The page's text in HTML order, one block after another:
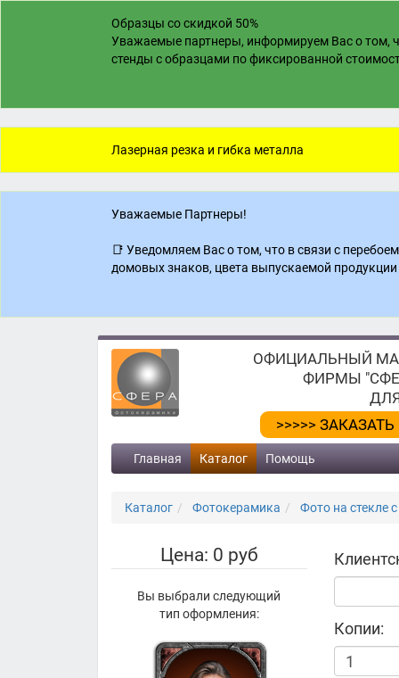
Образцы со скидкой 50%
Уважаемые партнеры, информируем Вас о том,
стенды с образцами по фиксированной
Лазерная резка и гибка металла
Уважаемые Партнеры!
📑 Уведомляем Вас о том, что в связи с
домовых знаков, цвета выпускаемой
ОФИЦИАЛЬНЫЙ
ФИРМЫ
>>>>>
Главная Каталог Помощь
Каталог Фотокерамика Фото на стекле
Цена: 0 руб
Вы выбрали следующий
тип оформления:
Копии: